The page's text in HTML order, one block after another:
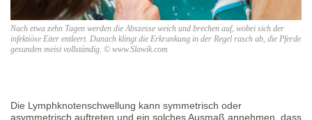
Nach etwa zehn Tagen werden die Abszesse weich und brechen auf, wobei sich der
infektiöse Eiter entleert. Danach klingt die Erkrankung in der Regel rasch ab, die Pferde
gesunden meist vollständig. © www.Slawik.com
Die Lymphknotenschwellung kann symmetrisch oder
asymmetrisch auftreten und ein solches Ausmaß annehmen, dass